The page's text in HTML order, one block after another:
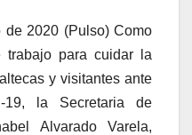
2020 (Pulso) Como
trabajo para cuidar la
y visitantes ante
19, la Secretaria de
Alvarado Varela,